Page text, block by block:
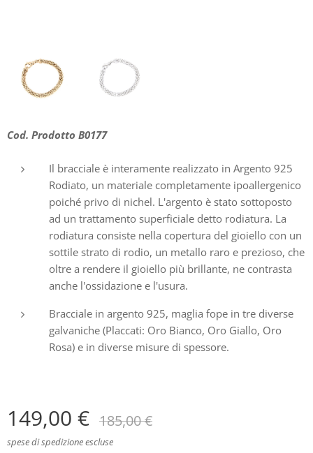
Cod. Prodotto B0177
Il bracciale è interamente realizzato in Argento 925
Rodiato, un materiale completamente ipoallergenico
poiché privo di nichel. L'argento è stato sottoposto
ad un trattamento superficiale detto rodiatura. La
rodiatura consiste nella copertura del gioiello con un
sottile strato di rodio, un metallo raro e prezioso, che
oltre a rendere il gioiello più brillante, ne contrasta
anche l'ossidazione e l'usura.
Bracciale in argento 925, maglia fope in tre diverse
galvaniche (Placcati: Oro Bianco, Oro Giallo, Oro
Rosa) e in diverse misure di spessore.
149,00 € 185,00€
spese di spedizione escluse